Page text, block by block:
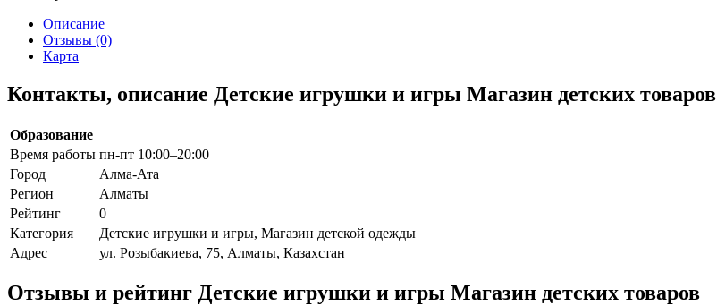
Описание
Отзывы (0)
Карта
Контакты, описание Детские игрушки и игры Магазин детских товаров
Образование
Время работы пн-пт 10:00–20:00
Город
Алма-Ата
Регион
Алматы
Рейтинг
0
Категория
Детские игрушки и игры, Магазин детской одежды
Адрес
ул. Розыбакиева, 75, Алматы, Казахстан
Отзывы и рейтинг Детские игрушки и игры Магазин детских товаров